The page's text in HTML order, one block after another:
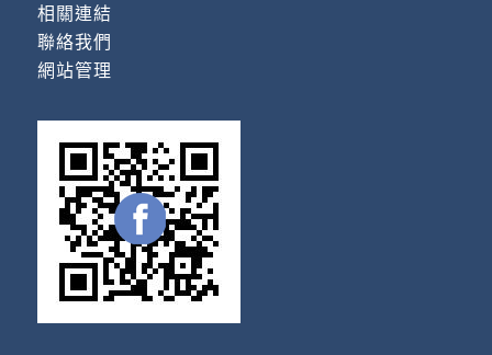
相關連結
聯絡我們
網站管理